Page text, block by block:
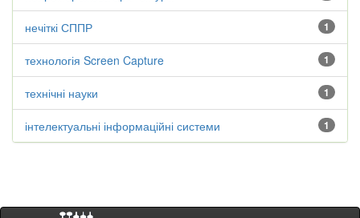
1
нечіткі СППР
1
технологія Screen Capture
1
технічні науки
1
інтелектуальні інформаційні системи